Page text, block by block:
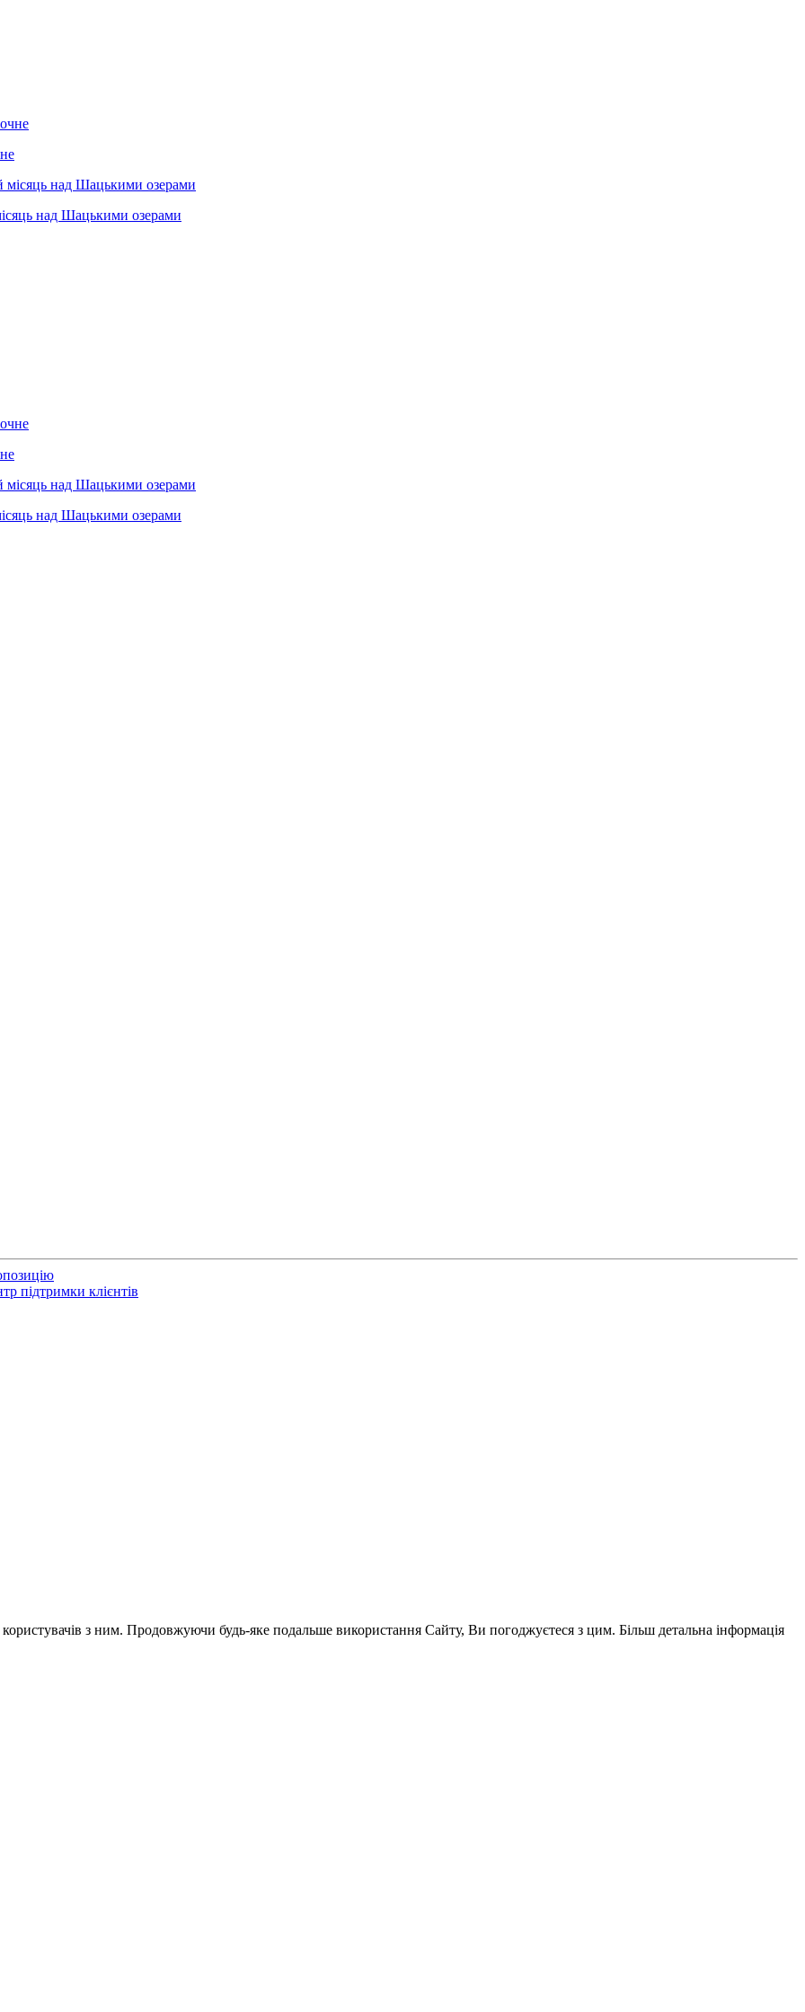
над Шацькими озерами
над Шацькими озерами
підтримки клієнтів
з ним. Продовжуючи будь-яке подальше використання Сайту, Ви погоджуєтеся з цим. Більш детальна інформація